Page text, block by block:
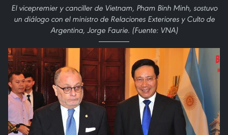
El vicepremier y canciller de Vietnam, Pham Binh Minh, sostuvo
un diálogo con el ministro de Relaciones Exteriores y Culto de
Argentina, Jorge Faurie. (Fuente: VNA)